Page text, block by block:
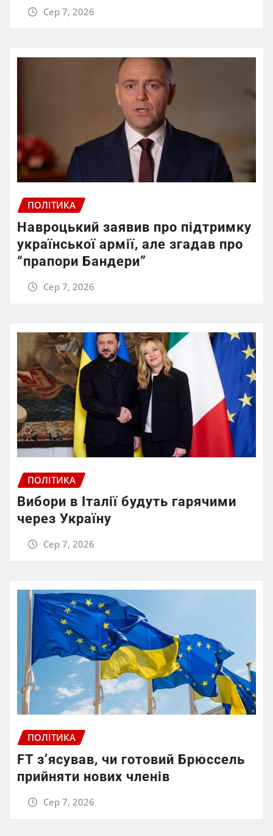
Сер 7, 2026
ПОЛІТИКА
Навроцький заявив про підтримку
української армії, але згадав про
“прапори Бандери”
Сер 7, 2026
ПОЛІТИКА
Вибори в Італії будуть гарячими
через Україну
Сер 7, 2026
ПОЛІТИКА
FT зʼясував, чи готовий Брюссель
прийняти нових членів
Сер 7, 2026